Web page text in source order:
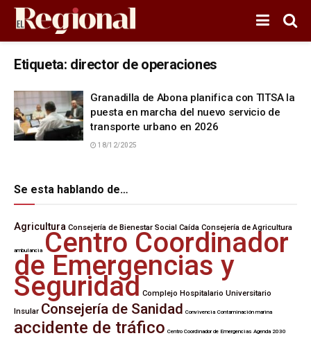
Etiqueta: director de operaciones
Granadilla de Abona planifica con TITSA la
puesta en marcha del nuevo servicio de
transporte urbano en 2026
18/12/2025
Se esta hablando de…
Agricultura Consejería de Bienestar Social Caída Consejería de Agricultura
ambulancia Centro Coordinador
de Emergencias y
Seguridad
Complejo Hospitalario Universitario
Insular Consejería de Sanidad Convivencia Contaminación marina
accidente de tráfico Centro Coordinador de Emergencias Agenda 2030